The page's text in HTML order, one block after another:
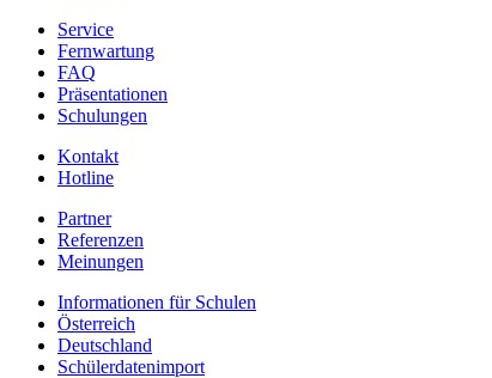
Service
Fernwartung
FAQ
Präsentationen
Schulungen
Kontakt
Hotline
Partner
Referenzen
Meinungen
Informationen für Schulen
Österreich
Deutschland
Schülerdatenimport